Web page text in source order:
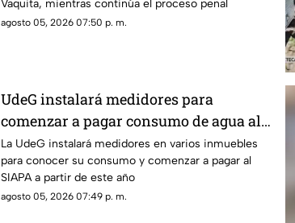
Vaquita, mientras continúa el proceso penal
agosto 05, 2026 07:50 p. m.
UdeG instalará medidores para
comenzar a pagar consumo de agua al
SIAPA
La UdeG instalará medidores en varios inmuebles
para conocer su consumo y comenzar a pagar al
SIAPA a partir de este año
agosto 05, 2026 07:49 p. m.